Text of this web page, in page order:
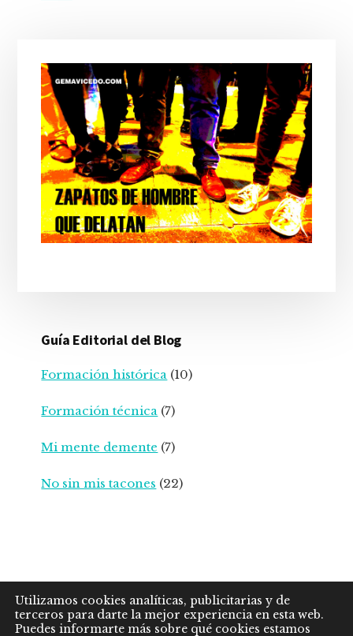
lateral
principal
Guía Editorial del Blog
Formación histórica (10)
Formación técnica (7)
Mi mente demente (7)
No sin mis tacones (22)
POLÍTICA COOKIES
COND. CONTRATACIÓN
Utilizamos cookies analíticas, publicitarias y de
terceros para darte la mejor experiencia en esta web.
Puedes informarte más sobre qué cookies estamos